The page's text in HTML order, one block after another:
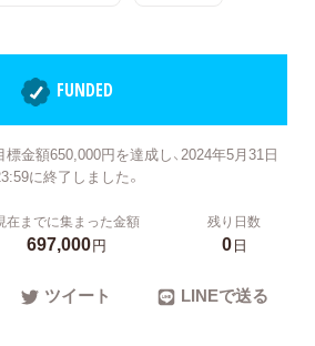
FUNDED
標金額650,000円を達成し、2024年5月31日
に終了しました。
在までに集まった金額
697,000円
残り日数
0日
ツイート LINEで送る